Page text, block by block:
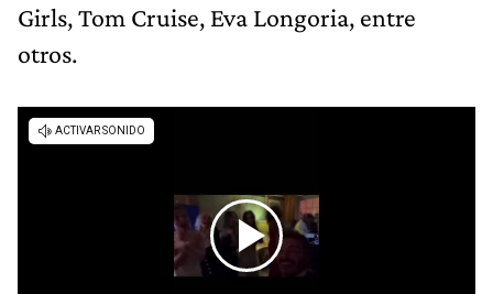
Girls, Tom Cruise, Eva Longoria, entre
otros.